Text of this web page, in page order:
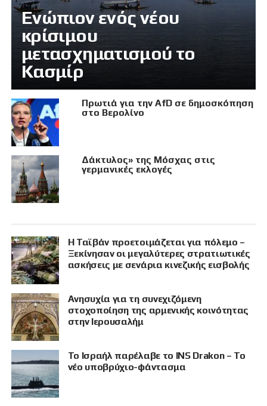
Eνώπιον ενός νέου
κρίσιμου
μετασχηματισμού το
Κασμίρ
Πρωτιά για την AfD σε δημοσκόπηση
στο Βερολίνο
Δάκτυλος» της Μόσχας στις
γερμανικές εκλογές
Η Ταϊβάν προετοιμάζεται για πόλεμο –
Ξεκίνησαν οι μεγαλύτερες στρατιωτικές
ασκήσεις με σενάρια κινεζικής εισβολής
Ανησυχία για τη συνεχιζόμενη
στοχοποίηση της αρμενικής κοινότητας
στην Ιερουσαλήμ
Το Ισραήλ παρέλαβε το INS Drakon – Το
νέο υποβρύχιο-φάντασμα